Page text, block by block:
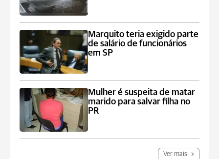
Marquito teria exigido parte
de salário de funcionários
em SP
Mulher é suspeita de matar
marido para salvar filha no
PR
Ver mais